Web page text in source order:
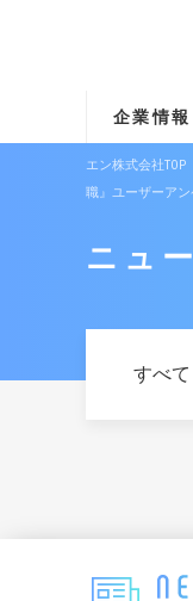
企業情報
エン株式会社TOP
職』ユーザーア
ニュ
すべて